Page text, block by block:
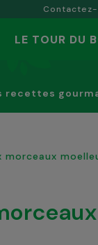
LE TOUR DU
recettes